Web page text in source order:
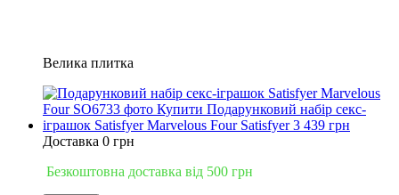
Велика плитка
Доставка 0 грн
Безкоштовна доставка від 500 грн